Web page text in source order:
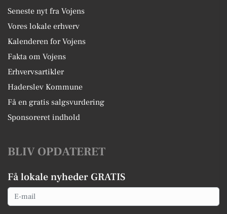
Seneste nyt fra Vojens
Vores lokale erhverv
Kalenderen for Vojens
Fakta om Vojens
Erhvervsartikler
Haderslev Kommune
Få en gratis salgsvurdering
Sponsoreret indhold
BLIV OPDATERET
Få lokale nyheder GRATIS
Email